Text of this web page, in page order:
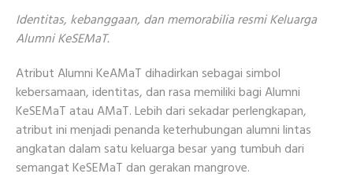
Identitas, kebanggaan, dan memorabilia resmi Keluarga
Alumni KeSEMaT.
Atribut Alumni KeAMaT dihadirkan sebagai simbol
kebersamaan, identitas, dan rasa memiliki bagi Alumni
KeSEMaT atau AMaT. Lebih dari sekadar perlengkapan,
atribut ini menjadi penanda keterhubungan alumni lintas
angkatan dalam satu keluarga besar yang tumbuh dari
semangat KeSEMaT dan gerakan mangrove.